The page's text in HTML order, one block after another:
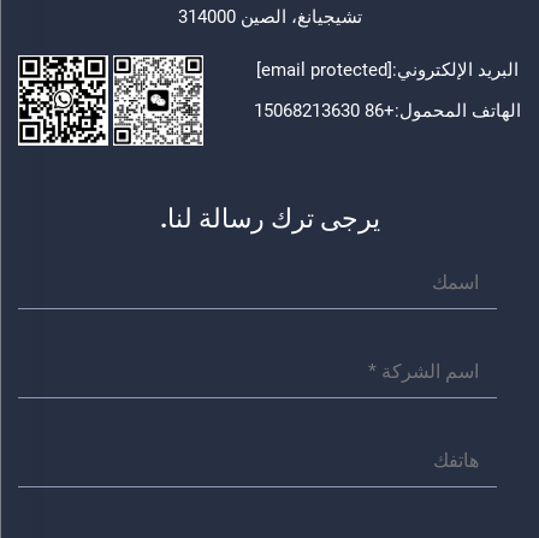
تشيجيانغ، الصين 314000
البريد الإلكتروني:[email protected]
الهاتف المحمول:+86 15068213630
يرجى ترك رسالة لنا.